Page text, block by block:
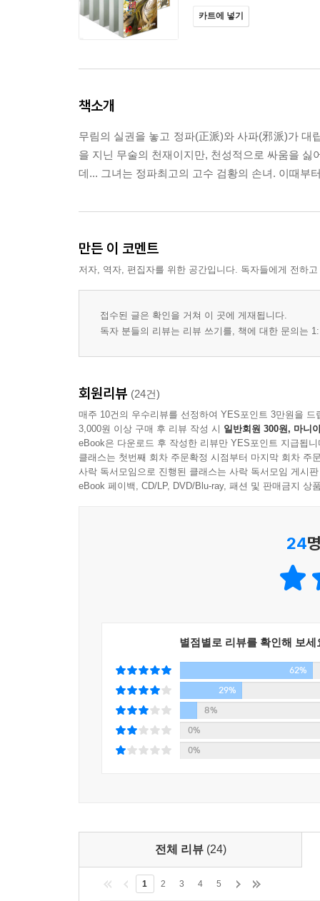
카트에 넣기
책소개
무림의 실권을 놓고 정파(正派)와 사파(邪派)가 대
을 지닌 무술의 천재이지만, 천성적으로 싸움을
데... 그녀는 정파최고의 고수 검황의 손녀. 이때부
만든 이 코멘트
저자, 역자, 편집자를 위한 공간입니다. 독자들에게 전하
접수된 글은 확인을 거쳐 이 곳에 게재됩니다.
독자 분들의 리뷰는 리뷰 쓰기를, 책에 대한 문의는
회원리뷰 (24건)
매주 10건의 우수리뷰를 선정하여 YES포인트 3만원을 드
3,000원 이상 구매 후 리뷰 작성 시 일반회원 300원, 마니
eBook은 다운로드 후 작성한 리뷰만 YES포인트 지급됩니
클래스는 첫번째 회차 주문확정 시점부터 마지막 회차 주
사락 독서모임으로 진행된 클래스는 사락 독서모임 게시
eBook 페이백, CD/LP, DVD/Blu-ray, 패션 및 판매금지 상
24
별점별로 리뷰를 확인해 보세
62%
29%
8%
0%
0%
전체 리뷰 (24)
1 2 3 4 5